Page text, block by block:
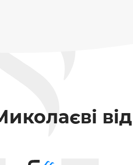
від